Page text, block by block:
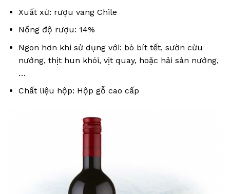
Xuất xứ: rượu vang Chile
Nồng độ rượu: 14%
Ngon hơn khi sử dụng với: bò bít tết, sườn cừu
nướng, thịt hun khói, vịt quay, hoặc hải sản nướng,
…
Chất liệu hộp: Hộp gỗ cao cấp